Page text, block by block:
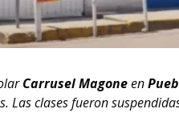
Carrusel Magoneen
Las clases fueron